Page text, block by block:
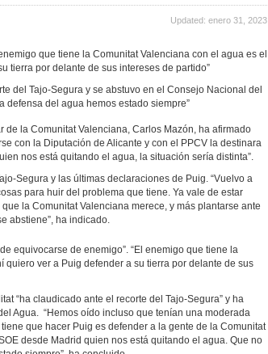
Updated: enero 31, 2023
que tiene la Comunitat Valenciana con el agua es el
tierra por delante de sus intereses de partido”
del Tajo-Segura y se abstuvo en el Consejo Nacional del
defensa del agua hemos estado siempre”
de la Comunitat Valenciana, Carlos Mazón, ha afirmado
con la Diputación de Alicante y con el PPCV la destinara
nos está quitando el agua, la situación sería distinta”.
Segura y las últimas declaraciones de Puig. “Vuelvo a
para huir del problema que tiene. Ya vale de estar
la Comunitat Valenciana merece, y más plantarse ante
abstiene”, ha indicado.
equivocarse de enemigo”. “El enemigo que tiene la
quiero ver a Puig defender a su tierra por delante de sus
“ha claudicado ante el recorte del Tajo-Segura” y ha
Agua. “Hemos oído incluso que tenían una moderada
que hacer Puig es defender a la gente de la Comunitat
desde Madrid quien nos está quitando el agua. Que no